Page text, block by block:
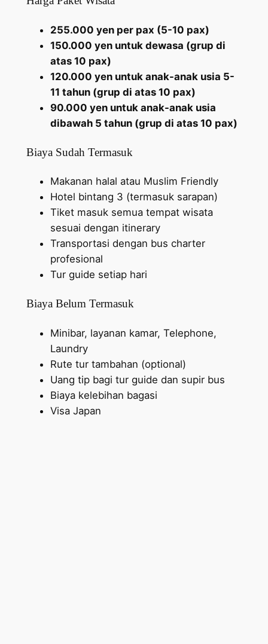
255.000 yen per pax (5-10 pax)
150.000 yen untuk dewasa (grup di
atas 10 pax)
120.000 yen untuk anak-anak usia 5-
11 tahun (grup di atas 10 pax)
90.000 yen untuk anak-anak usia
dibawah 5 tahun (grup di atas 10 pax)
Biaya Sudah Termasuk
Makanan halal atau Muslim Friendly
Hotel bintang 3 (termasuk sarapan)
Tiket masuk semua tempat wisata
sesuai dengan itinerary
Transportasi dengan bus charter
profesional
Tur guide setiap hari
Biaya Belum Termasuk
Minibar, layanan kamar, Telephone,
Laundry
Rute tur tambahan (optional)
Uang tip bagi tur guide dan supir bus
Biaya kelebihan bagasi
Visa Japan